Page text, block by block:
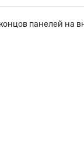
панелей на